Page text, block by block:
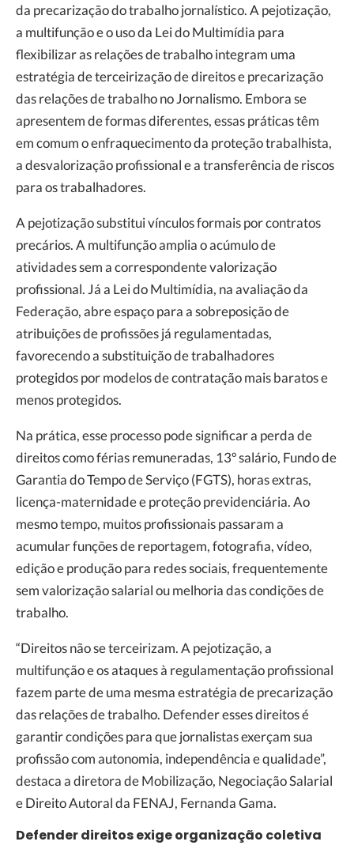
da precarização do trabalho jornalístico. A pejotização,
a multifunção e o uso da Lei do Multimídia para
flexibilizar as relações de trabalho integram uma
estratégia de terceirização de direitos e precarização
das relações de trabalho no Jornalismo. Embora se
apresentem de formas diferentes, essas práticas têm
em comum o enfraquecimento da proteção trabalhista,
a desvalorização profissional e a transferência de riscos
para os trabalhadores.
A pejotização substitui vínculos formais por contratos
precários. A multifunção amplia o acúmulo de
atividades sem a correspondente valorização
profissional. Já a Lei do Multimídia, na avaliação da
Federação, abre espaço para a sobreposição de
atribuições de profissões já regulamentadas,
favorecendo a substituição de trabalhadores
protegidos por modelos de contratação mais baratos e
menos protegidos.
Na prática, esse processo pode significar a perda de
direitos como férias remuneradas, 13º salário, Fundo de
Garantia do Tempo de Serviço (FGTS), horas extras,
licença-maternidade e proteção previdenciária. Ao
mesmo tempo, muitos profissionais passaram a
acumular funções de reportagem, fotografia, vídeo,
edição e produção para redes sociais, frequentemente
sem valorização salarial ou melhoria das condições de
trabalho.
“Direitos não se terceirizam. A pejotização, a
multifunção e os ataques à regulamentação profissional
fazem parte de uma mesma estratégia de precarização
das relações de trabalho. Defender esses direitos é
garantir condições para que jornalistas exerçam sua
profissão com autonomia, independência e qualidade”,
destaca a diretora de Mobilização, Negociação Salarial
e Direito Autoral da FENAJ, Fernanda Gama.
Defender direitos exige organização coletiva